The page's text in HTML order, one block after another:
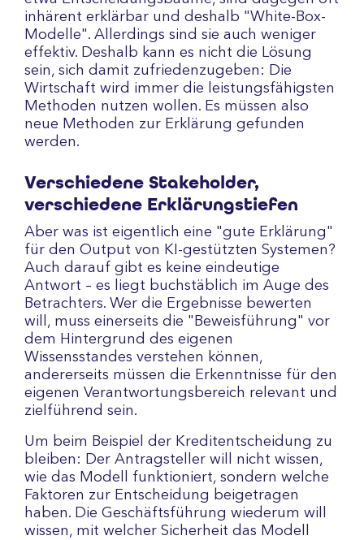
inhärent erklärbar und deshalb "White-Box-
Modelle". Allerdings sind sie auch weniger
effektiv. Deshalb kann es nicht die Lösung
sein, sich damit zufriedenzugeben: Die
Wirtschaft wird immer die leistungsfähigsten
Methoden nutzen wollen. Es müssen also
neue Methoden zur Erklärung gefunden
werden.
Verschiedene Stakeholder,
verschiedene Erklärungstiefen
Aber was ist eigentlich eine "gute Erklärung"
für den Output von KI-gestützten Systemen?
Auch darauf gibt es keine eindeutige
Antwort – es liegt buchstäblich im Auge des
Betrachters. Wer die Ergebnisse bewerten
will, muss einerseits die "Beweisführung" vor
dem Hintergrund des eigenen
Wissensstandes verstehen können,
andererseits müssen die Erkenntnisse für den
eigenen Verantwortungsbereich relevant und
zielführend sein.
Um beim Beispiel der Kreditentscheidung zu
bleiben: Der Antragsteller will nicht wissen,
wie das Modell funktioniert, sondern welche
Faktoren zur Entscheidung beigetragen
haben. Die Geschäftsführung wiederum will
wissen, mit welcher Sicherheit das Modell